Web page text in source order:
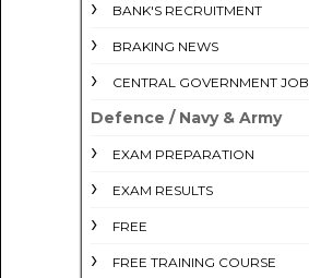
BANK'S RECRUITMENT
BRAKING NEWS
CENTRAL GOVERNMENT JOB
Defence / Navy & Army
EXAM PREPARATION
EXAM RESULTS
FREE
FREE TRAINING COURSE